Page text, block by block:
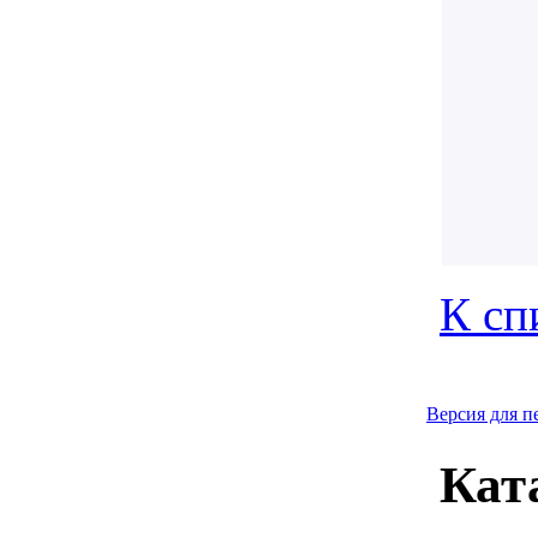
К
Версия для